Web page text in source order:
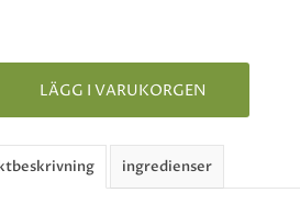
LÄGG I VARUKORGEN
ingredienser